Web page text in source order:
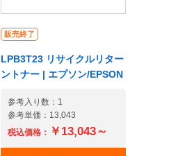
販売終了
LPB3T23 リサイクルリター
ントナー | エプソン/EPSON
参考入り数：1
参考単価：13,043
税込価格： ￥13,043～